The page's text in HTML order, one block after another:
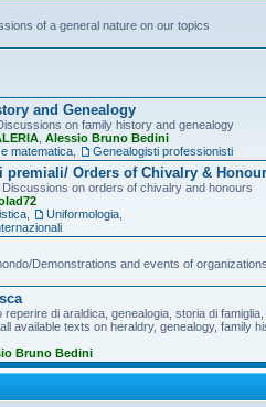
of a general nature on our topics
and Genealogy
on family history and genealogy
Alessio Bruno Bedini
matematica Genealogisti professionisti
Orders of Chivalry &
on orders of chivalry and honours
Uniformologia
Demonstrations and events of
di araldica, genealogia, storia di
available texts on heraldry, genealogy, family
Bruno Bedini